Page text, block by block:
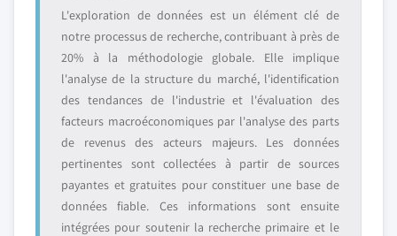
L'exploration de données est un élément clé de
notre processus de recherche, contribuant à près de
20% à la méthodologie globale. Elle implique
l'analyse de la structure du marché, l'identification
des tendances de l'industrie et l'évaluation des
facteurs macroéconomiques par l'analyse des parts
de revenus des acteurs majeurs. Les données
pertinentes sont collectées à partir de sources
payantes et gratuites pour constituer une base de
données fiable. Ces informations sont ensuite
intégrées pour soutenir la recherche primaire et le